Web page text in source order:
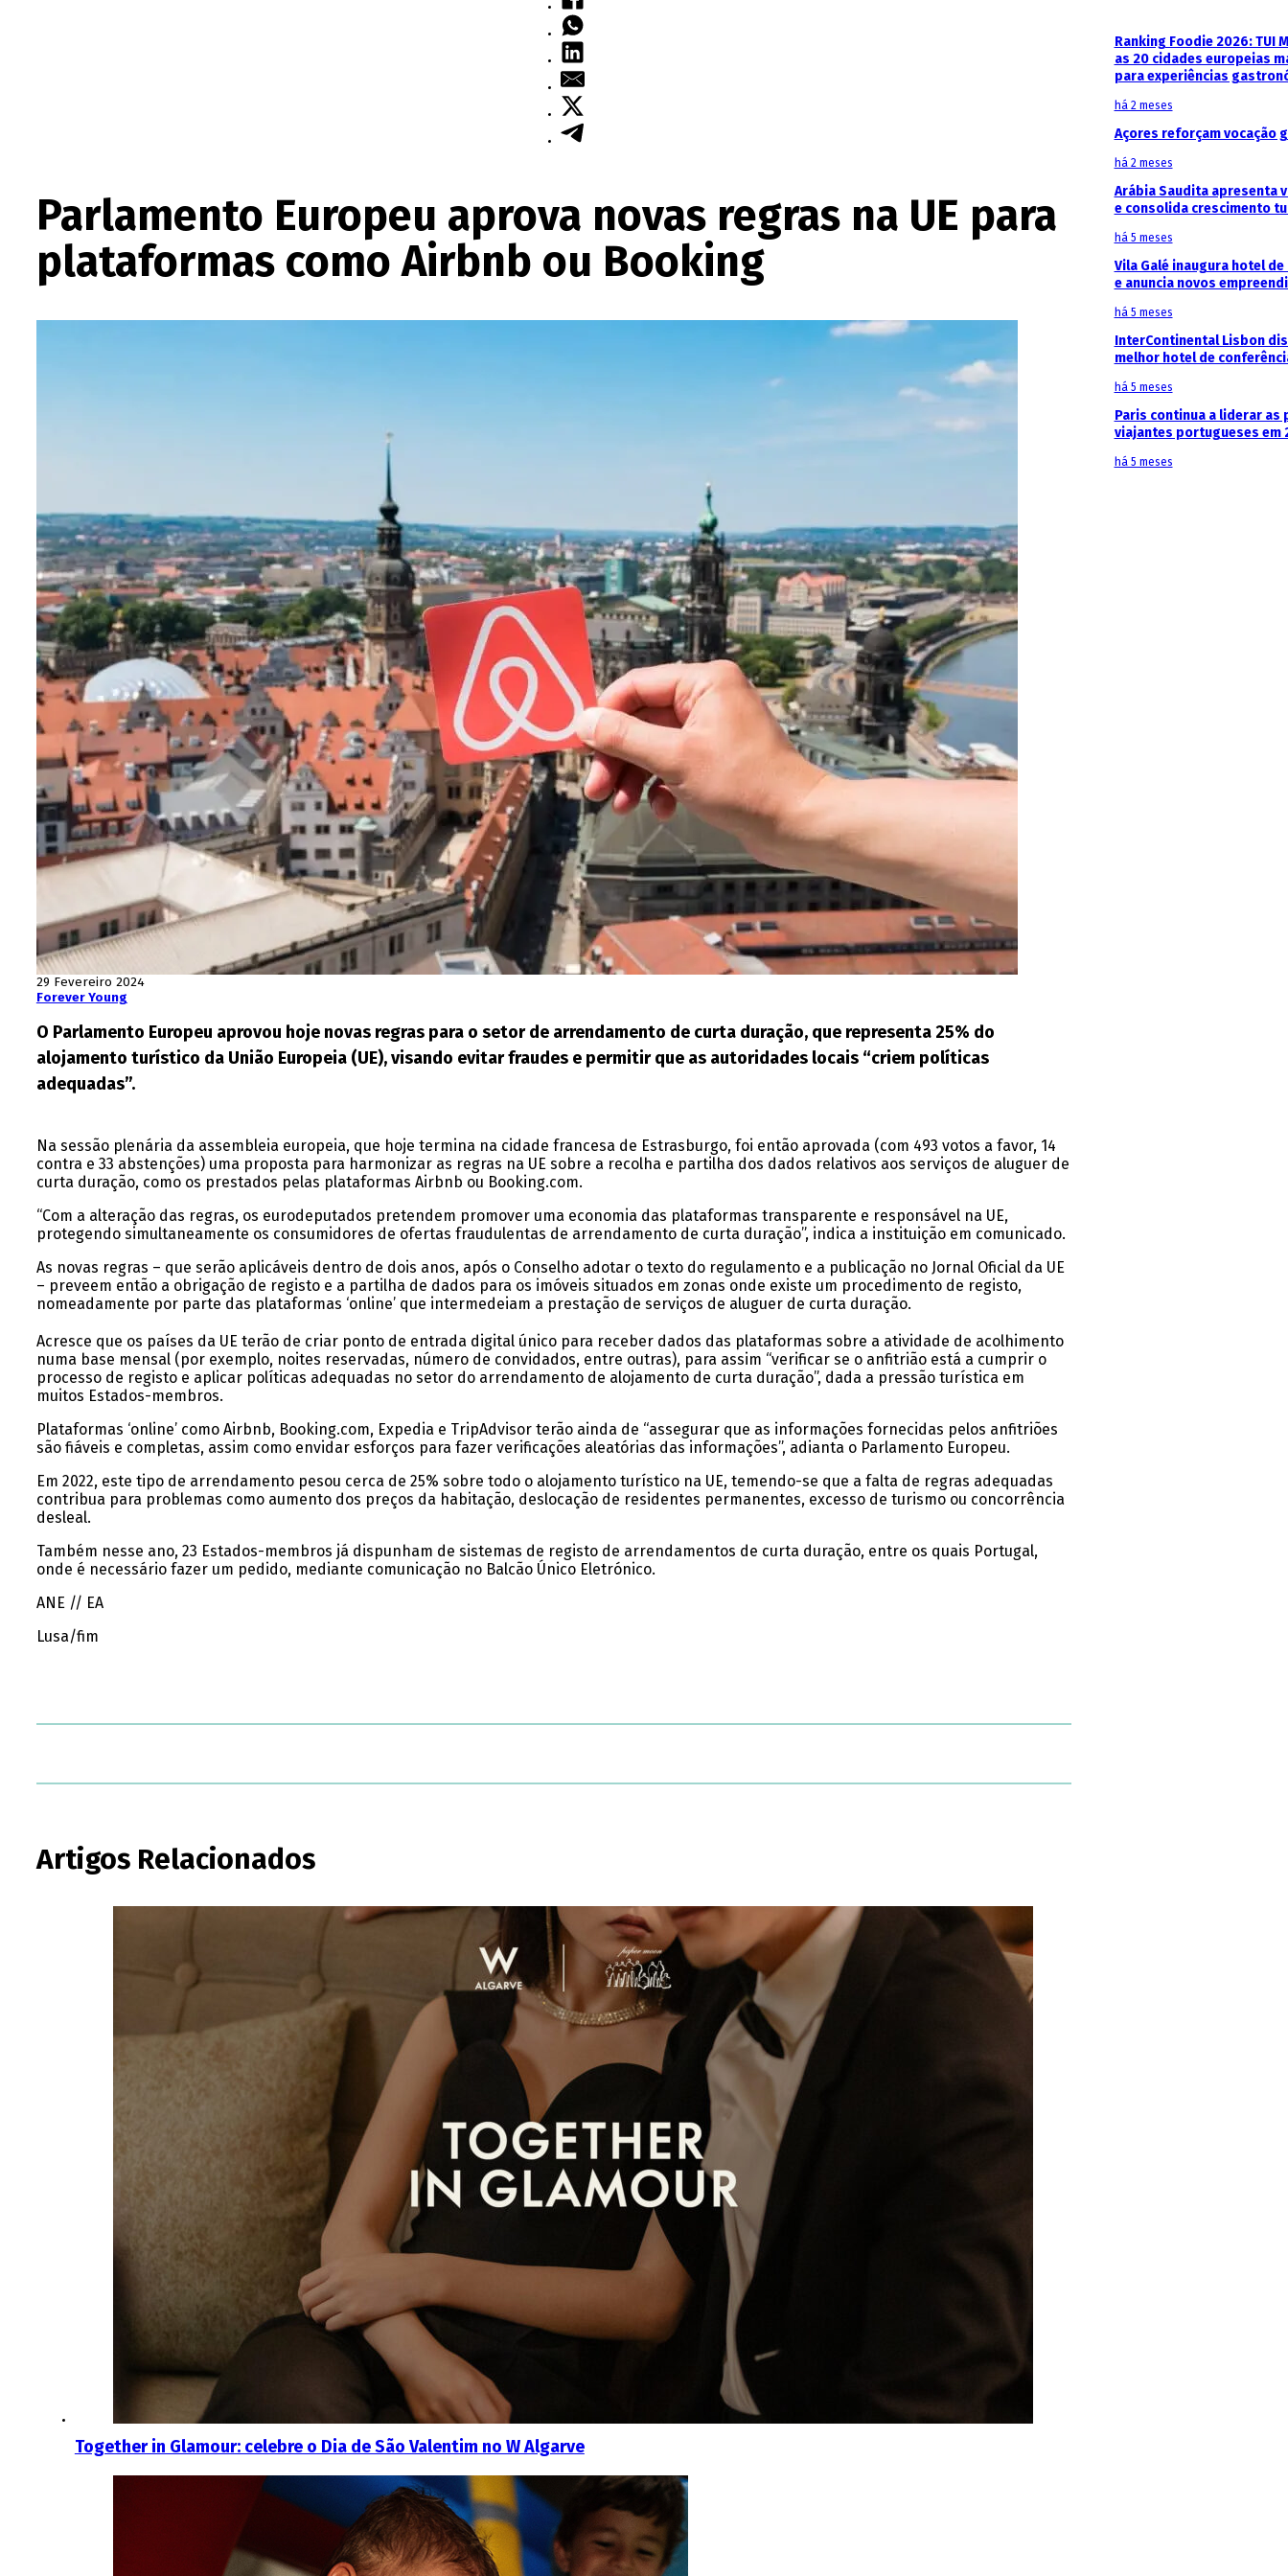
Parlamento Europeu aprova novas regras na UE para
plataformas como Airbnb ou Booking
29 Fevereiro 2024
Forever Young
O Parlamento Europeu aprovou hoje novas regras para o setor de arrendamento de curta duração, que representa 25% do
alojamento turístico da União Europeia (UE), visando evitar fraudes e permitir que as autoridades locais “criem políticas
adequadas”.
Na sessão plenária da assembleia europeia, que hoje termina na cidade francesa de Estrasburgo, foi então aprovada (com 493 votos a favor, 14
contra e 33 abstenções) uma proposta para harmonizar as regras na UE sobre a recolha e partilha dos dados relativos aos serviços de aluguer de
curta duração, como os prestados pelas plataformas Airbnb ou Booking.com.
“Com a alteração das regras, os eurodeputados pretendem promover uma economia das plataformas transparente e responsável na UE,
protegendo simultaneamente os consumidores de ofertas fraudulentas de arrendamento de curta duração”, indica a instituição em comunicado.
As novas regras – que serão aplicáveis dentro de dois anos, após o Conselho adotar o texto do regulamento e a publicação no Jornal Oficial da UE
– preveem então a obrigação de registo e a partilha de dados para os imóveis situados em zonas onde existe um procedimento de registo,
nomeadamente por parte das plataformas ‘online’ que intermedeiam a prestação de serviços de aluguer de curta duração.
Acresce que os países da UE terão de criar ponto de entrada digital único para receber dados das plataformas sobre a atividade de acolhimento
numa base mensal (por exemplo, noites reservadas, número de convidados, entre outras), para assim “verificar se o anfitrião está a cumprir o
processo de registo e aplicar políticas adequadas no setor do arrendamento de alojamento de curta duração”, dada a pressão turística em
muitos Estados-membros.
Plataformas ‘online’ como Airbnb, Booking.com, Expedia e TripAdvisor terão ainda de “assegurar que as informações fornecidas pelos anfitriões
são fiáveis e completas, assim como envidar esforços para fazer verificações aleatórias das informações”, adianta o Parlamento Europeu.
Em 2022, este tipo de arrendamento pesou cerca de 25% sobre todo o alojamento turístico na UE, temendo-se que a falta de regras adequadas
contribua para problemas como aumento dos preços da habitação, deslocação de residentes permanentes, excesso de turismo ou concorrência
desleal.
Também nesse ano, 23 Estados-membros já dispunham de sistemas de registo de arrendamentos de curta duração, entre os quais Portugal,
onde é necessário fazer um pedido, mediante comunicação no Balcão Único Eletrónico.
ANE // EA
Lusa/fim
Artigos Relacionados
Together in Glamour: celebre o Dia de São Valentim no W Algarve
Ranking Foodie 2026: TUI
as 20 cidades europeias
para experiências
há 2 meses
Açores reforçam vocação
há 2 meses
Arábia Saudita apresenta
e consolida crescimento
há 5 meses
Vila Galé inaugura hotel de
e anuncia novos
há 5 meses
InterContinental Lisbon
melhor hotel de
há 5 meses
Paris continua a liderar as
viajantes portugueses em
há 5 meses